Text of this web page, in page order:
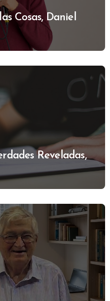
Cosas, Daniel
Reveladas,